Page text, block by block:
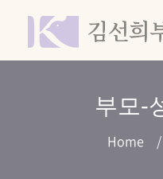
부모-
Home